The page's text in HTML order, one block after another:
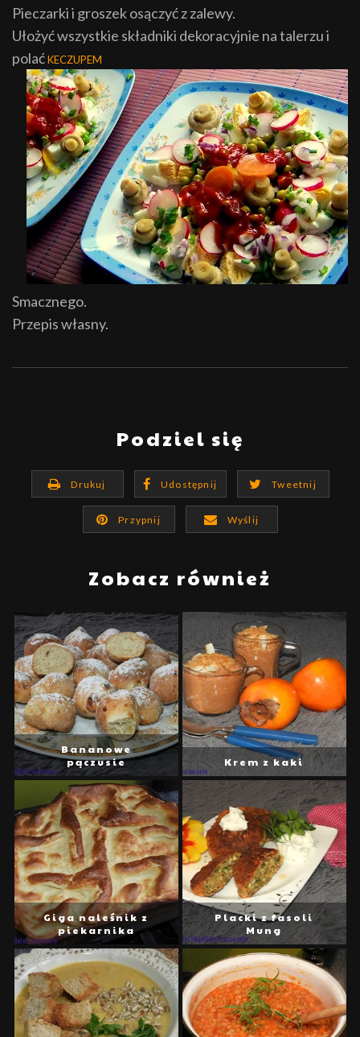
Pieczarki i groszek osączyć z zalewy.
Ułożyć wszystkie składniki dekoracyjnie na talerzu i
polaćKECZUPEM
Smacznego.
Przepis własny.
Podziel się
Drukuj Udostępnij Tweetnij
Przypnij Wyślij
Zobacz również
Bananowe
pączusie
Krem z kaki
Giga naleśnik z
piekarnika
Placki z fasoli
Mung